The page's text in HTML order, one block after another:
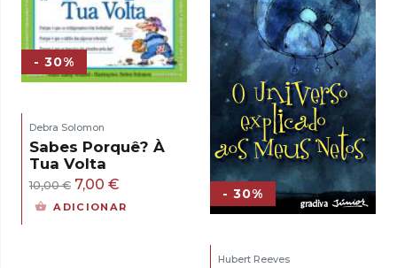
- 30%
Debra Solomon
Sabes Porquê? À
Tua Volta
10,00€ O
preço
7,00 €
preço
ADICIONAR
- 30%
Hubert Reeves